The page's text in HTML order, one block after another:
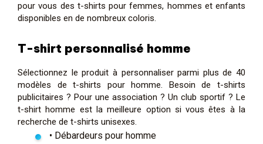
pour vous des t-shirts pour femmes, hommes et enfants
disponibles en de nombreux coloris.
T-shirt personnalisé homme
Sélectionnez le produit à personnaliser parmi plus de 40
modèles de t-shirts pour homme. Besoin de t-shirts
publicitaires ? Pour une association ? Un club sportif ? Le
t-shirt homme est la meilleure option si vous êtes à la
recherche de t-shirts unisexes.
• Débardeurs pour homme